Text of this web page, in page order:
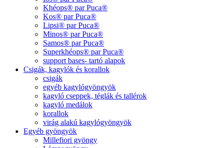
Khéops® par Puca®
Kos® par Puca®
Lipsi® par Puca®
Minos® par Puca®
Samos® par Puca®
Superkhéops® par Puca®
support bases- tartó alapok
Csigák, kagylók és korallok
csigák
egyéb kagylógyöngyök
kagyló cseppek, téglák és tallérok
kagyló medálok
korallok
virág alakú kagylógyöngyök
Egyéb gyöngyök
Millefiori gyöngy